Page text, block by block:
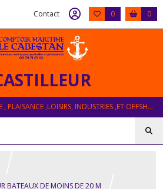
Contact 0 0
EQUIPEMENT BATEAU , PÊCHE , PLAISANCE ,LOISIRS, INDUSTRIES ,ET OFFSHORE
BATEAUX DE MOINS DE 20 M